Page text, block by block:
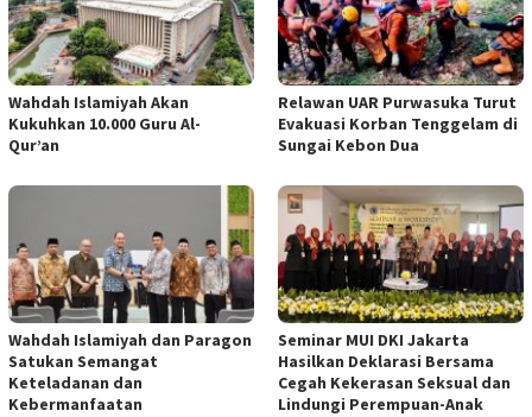
Wahdah Islamiyah Akan
Kukuhkan 10.000 Guru Al-
Qur’an
Relawan UAR Purwasuka Turut
Evakuasi Korban Tenggelam di
Sungai Kebon Dua
Wahdah Islamiyah dan Paragon
Satukan Semangat
Keteladanan dan
Kebermanfaatan
Seminar MUI DKI Jakarta
Hasilkan Deklarasi Bersama
Cegah Kekerasan Seksual dan
Lindungi Perempuan-Anak